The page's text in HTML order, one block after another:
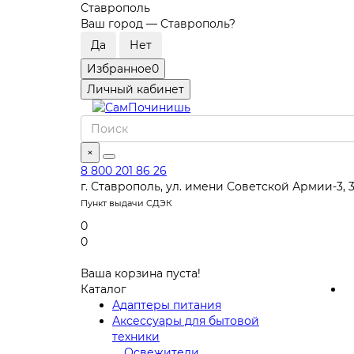
Ставрополь
Ваш город — Ставрополь?
Избранное0
Личный кабинет
×
8 800 201 86 26
г. Ставрополь, ул. имени Советской Армии-3,
Пункт выдачи СДЭК
0
0
Ваша корзина пуста!
Каталог
Адаптеры питания
Аксессуары для бытовой
техники